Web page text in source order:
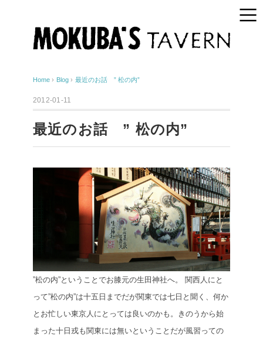
Home › Blog › 最近のお話 ” 松の内”
2012-01-11
最近のお話 ” 松の内”
”松の内”ということでお膝元の生田神社へ。
関西人にと
って”松の内”は十五日までだが関東では七日と聞く、何か
とお忙しい東京人にとっては良いのかも。きのうから始
まった十日戎も関東には無いということだが風習っての